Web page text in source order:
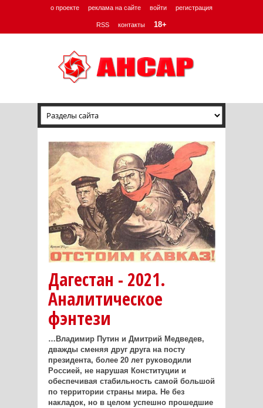
о проекте реклама на сайте войти регистрация
RSS контакты 18+
Дагестан - 2021.
Аналитическое
фэнтези
…Владимир Путин и Дмитрий Медведев,
дважды сменяя друг друга на посту
президента, более 20 лет руководили
Россией, не нарушая Конституции и
обеспечивая стабильность самой большой
по территории страны мира. Не без
накладок, но в целом успешно прошедшие